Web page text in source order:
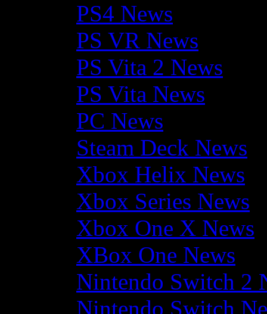
PS4 News
PS VR News
PS Vita 2 News
PS Vita News
PC News
Steam Deck News
Xbox Helix News
Xbox Series News
Xbox One X News
XBox One News
Nintendo Switch 2
Nintendo Switch